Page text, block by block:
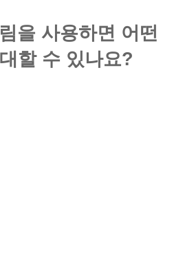
을 사용하면 어떤
할 수 있나요?